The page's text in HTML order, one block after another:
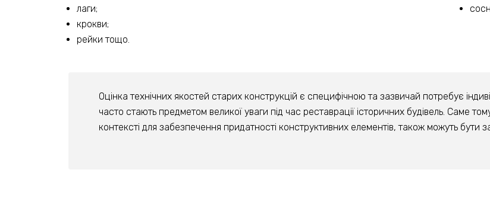
лаги;
крокви;
рейки тощо.
Оцінка технічних якостей старих конструкцій є специфічною та зазвичай потребує
часто стають предметом великої уваги під час реставрації історичних будівель. Саме
контексті для забезпечення придатності конструктивних елементів, також можуть бути